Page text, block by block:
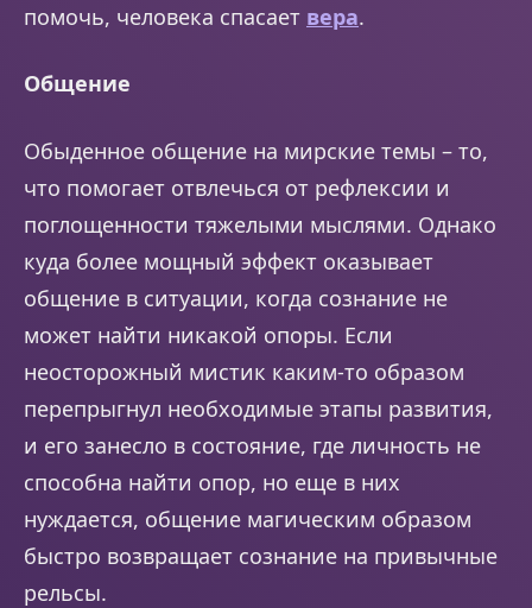
помочь, человека спасает вера.
Общение
Обыденное общение на мирские темы – то,
что помогает отвлечься от рефлексии и
поглощенности тяжелыми мыслями. Однако
куда более мощный эффект оказывает
общение в ситуации, когда сознание не
может найти никакой опоры. Если
неосторожный мистик каким-то образом
перепрыгнул необходимые этапы развития,
и его занесло в состояние, где личность не
способна найти опор, но еще в них
нуждается, общение магическим образом
быстро возвращает сознание на привычные
рельсы.